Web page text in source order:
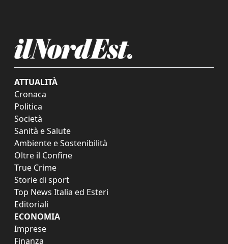
ATTUALITÀ
Cronaca
Politica
Società
Sanità e Salute
Ambiente e Sostenibilità
Oltre il Confine
True Crime
Storie di sport
Top News Italia ed Esteri
Editoriali
ECONOMIA
Imprese
Finanza